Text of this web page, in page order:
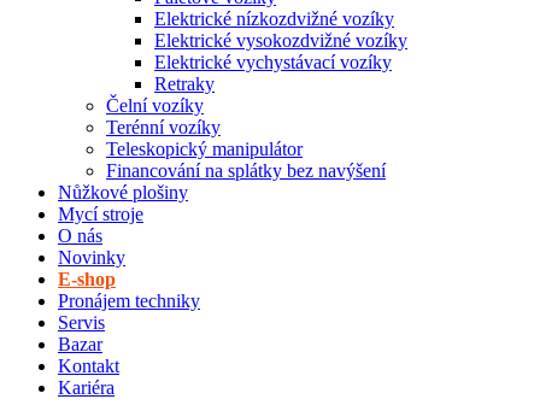
Elektrické nízkozdvižné vozíky
Elektrické vysokozdvižné vozíky
Elektrické vychystávací vozíky
Retraky
Čelní vozíky
Terénní vozíky
Teleskopický manipulátor
Financování na splátky bez navýšení
Nůžkové plošiny
Mycí stroje
O nás
Novinky
E-shop
Pronájem techniky
Servis
Bazar
Kontakt
Kariéra